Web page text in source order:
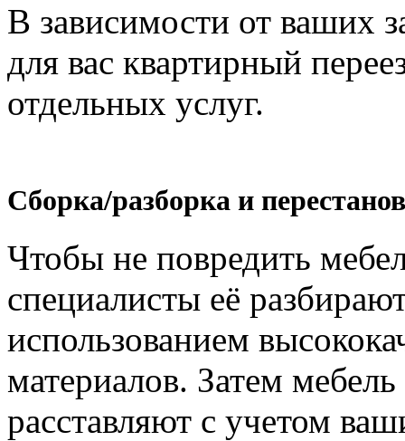
В зависимости от ваших
для вас квартирный
отдельных услуг.
Сборка/разборка и
Чтобы не повредить
специалисты её
использованием
материалов. Затем
расставляют с учетом